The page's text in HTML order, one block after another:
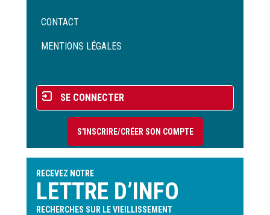
Menu
de
CONTACT
MENTIONS LÉGALES
Menu
du
compte
l'utilisateur
SE CONNECTER
S'INSCRIRE/CRÉER SON COMPTE
RECEVEZ NOTRE
LETTRE D’INFO
RECHERCHES SUR LE VIEILLISSEMENT